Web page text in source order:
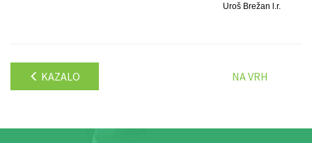
Uroš Brežan l.r.
KAZALO NA VRH